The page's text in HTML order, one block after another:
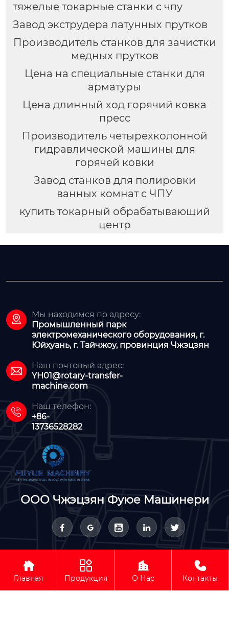
тяжелые токарные станки с чпу
Завод экструдера латунных прутков
Производитель станков для зачистки
медных прутков
Цена на специальные станки для
арматуры
Цена длинный ход горячий ковка
пресс
Производитель четырехколонной
гидравлической машины для
горячей ковки
Завод станков для полировки
ванных комнат с ЧПУ
купить токарный обрабатывающий
центр

Мы находимся по адресу:
Промышленный парк
электромеханического оборудования, г.
Юйхуань, г. Тайчжоу, провинция Чжэцзян

Наш почтовый адрес:
YH01@rotary-transfer-
machine.com

Наш телефон:
+86-
13736528282
ООО Чжэцзян Фуюе Машинери
    
Авторское право © ООО Чжэцзян Фуюе Машинери

Главная

Продукция

О Нас

Контакты